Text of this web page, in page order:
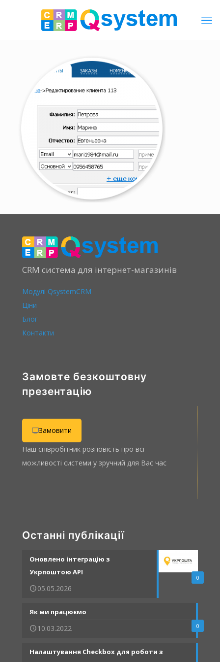
CRM система для інтернет-магазинів
Модулі QsystemCRM
Ціни
Блог
Контакти
Замовте безкоштовну
презентацію
Замовити
Наш співробітник розповість про всі
можливості системи у зручний для Вас час
Останні публікації
0
Оновлено інтеграцію з
Укрпоштою API
05.05.2026
0
Як ми працюємо
10.03.2022
Налаштування Checkbox для роботи з